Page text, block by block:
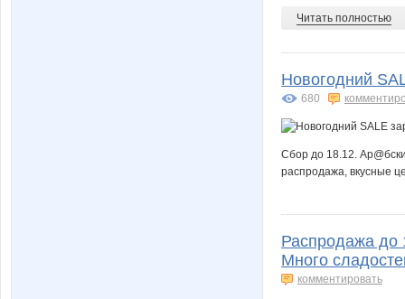
Читать полностью
Новогодний
680
Сбор до 18.12.
распродажа, вкусные
Распродажа до
Много
комментировать